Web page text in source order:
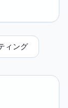
ィング